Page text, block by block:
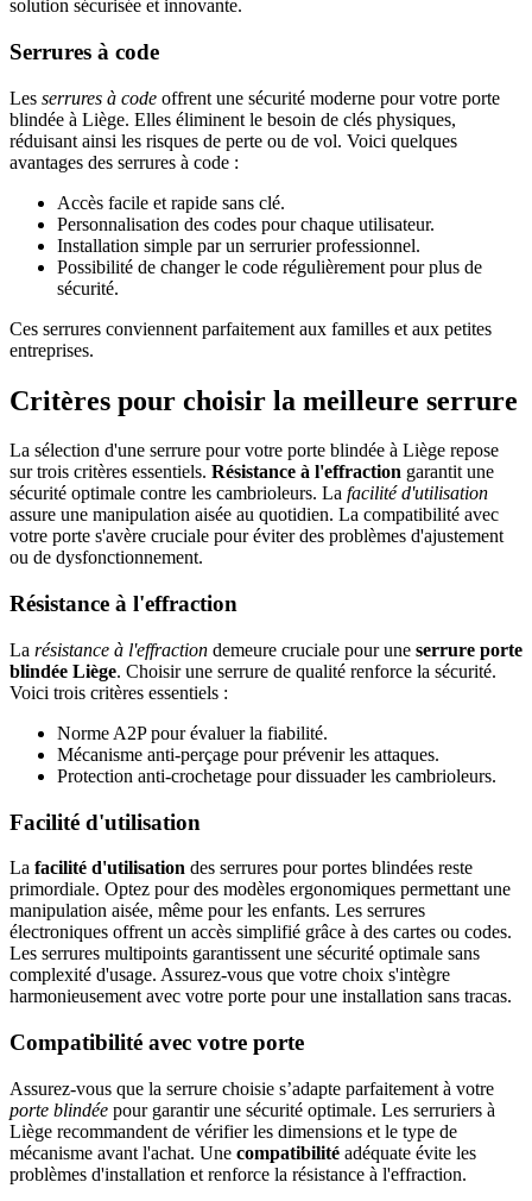
solution sécurisée et innovante.
Serrures à code
Les serrures à code offrent une sécurité moderne pour votre porte
blindée à Liège. Elles éliminent le besoin de clés physiques,
réduisant ainsi les risques de perte ou de vol. Voici quelques
avantages des serrures à code :
Accès facile et rapide sans clé.
Personnalisation des codes pour chaque utilisateur.
Installation simple par un serrurier professionnel.
Possibilité de changer le code régulièrement pour plus de
sécurité.
Ces serrures conviennent parfaitement aux familles et aux petites
entreprises.
Critères pour choisir la meilleure serrure
La sélection d'une serrure pour votre porte blindée à Liège repose
sur trois critères essentiels. Résistance à l'effraction garantit une
sécurité optimale contre les cambrioleurs. La facilité d'utilisation
assure une manipulation aisée au quotidien. La compatibilité avec
votre porte s'avère cruciale pour éviter des problèmes d'ajustement
ou de dysfonctionnement.
Résistance à l'effraction
La résistance à l'effraction demeure cruciale pour une serrure porte
blindée Liège. Choisir une serrure de qualité renforce la sécurité.
Voici trois critères essentiels :
Norme A2P pour évaluer la fiabilité.
Mécanisme anti-perçage pour prévenir les attaques.
Protection anti-crochetage pour dissuader les cambrioleurs.
Facilité d'utilisation
La facilité d'utilisation des serrures pour portes blindées reste
primordiale. Optez pour des modèles ergonomiques permettant une
manipulation aisée, même pour les enfants. Les serrures
électroniques offrent un accès simplifié grâce à des cartes ou codes.
Les serrures multipoints garantissent une sécurité optimale sans
complexité d'usage. Assurez-vous que votre choix s'intègre
harmonieusement avec votre porte pour une installation sans tracas.
Compatibilité avec votre porte
Assurez-vous que la serrure choisie s’adapte parfaitement à votre
porte blindée pour garantir une sécurité optimale. Les serruriers à
Liège recommandent de vérifier les dimensions et le type de
mécanisme avant l'achat. Une compatibilité adéquate évite les
problèmes d'installation et renforce la résistance à l'effraction.